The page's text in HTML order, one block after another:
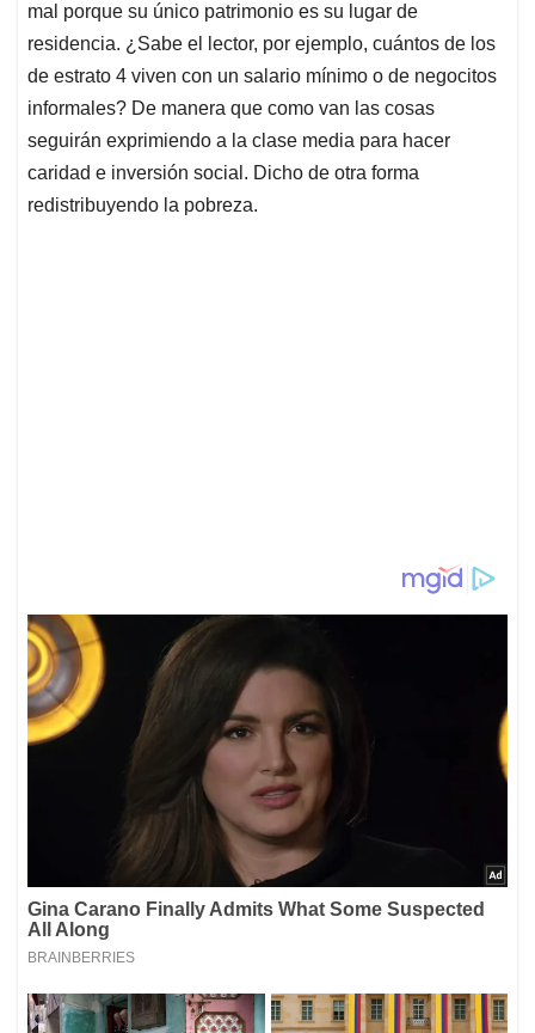
mal porque su único patrimonio es su lugar de
residencia. ¿Sabe el lector, por ejemplo, cuántos de los
de estrato 4 viven con un salario mínimo o de negocitos
informales? De manera que como van las cosas
seguirán exprimiendo a la clase media para hacer
caridad e inversión social. Dicho de otra forma
redistribuyendo la pobreza.